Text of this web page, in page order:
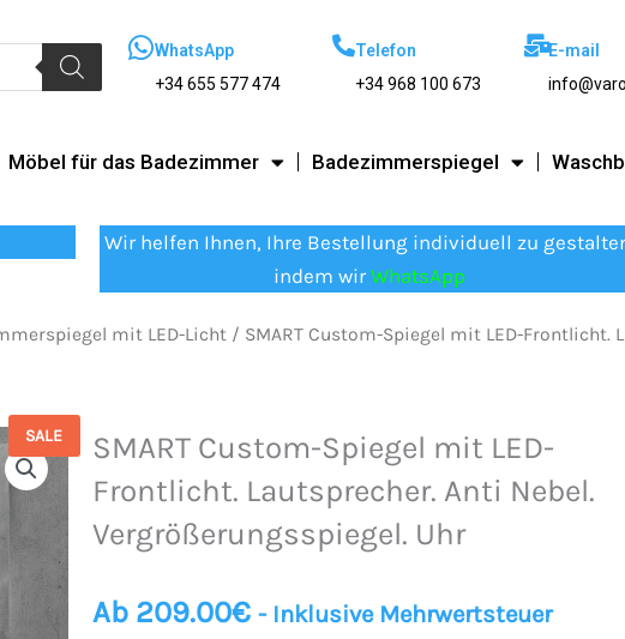
WhatsApp
+34 655 577 474
Telefon
+34 968 100 673
E-mail
Möbel für das Badezimmer Badezimmerspiegel
Wir helfen Ihnen, Ihre Bestellung individuell zu
indem wirWhatsApp
mit LED-Licht / SMART Custom-Spiegel mit LED-Frontlicht.
SALE
SMART Custom-Spiegel mit LED-
Frontlicht. Lautsprecher. Anti Nebel.
Vergrößerungsspiegel. Uhr
Ab 209.00€ - Inklusive Mehrwertsteuer